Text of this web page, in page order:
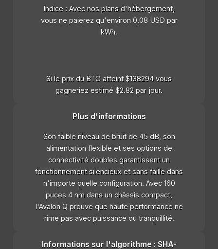
Indice : Avec nos plans d'hébergement,
vous ne paierez qu'environ 0,08 USD par
kWh.
Si le prix du BTC atteint $138294 vous
gagneriez estimé $2.82 par jour.
Plus d'informations
Son faible niveau de bruit de 45 dB, son
alimentation flexible et ses options de
connectivité doubles garantissent un
fonctionnement silencieux et sans faille dans
n'importe quelle configuration. Avec 160
puces 4 nm dans un châssis compact,
l'Avalon Q prouve que haute performance ne
rime pas avec puissance ou tranquillité.
Informations sur l'algorithme : SHA-